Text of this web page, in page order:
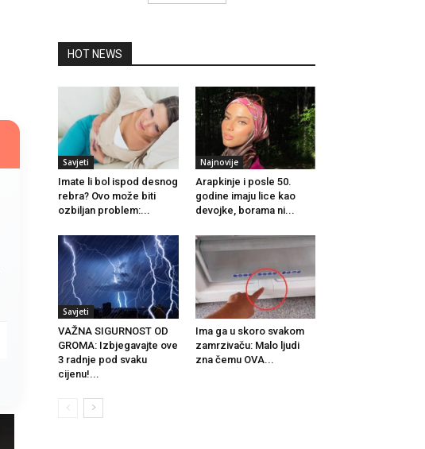
HOT NEWS
Savjeti
Imate li bol ispod desnog
rebra? Ovo može biti
ozbiljan problem:...
Najnovije
Arapkinje i posle 50.
godine imaju lice kao
devojke, borama ni...
Savjeti
VAŽNA SIGURNOST OD
GROMA: Izbjegavajte ove
3 radnje pod svaku
cijenu!...
Ima ga u skoro svakom
zamrzivaču: Malo ljudi
zna čemu OVA...